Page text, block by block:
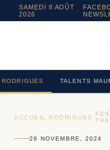
SAMEDI 8 AOÛT
2026
RODRIGUES TALENTS
ACCUEIL RODRIGUES ›
29 NOVEMBRE, 2024